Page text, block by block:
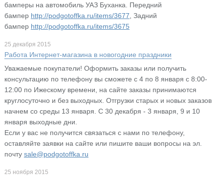
бамперы на автомобиль УАЗ Буханка. Передний
бампер http://podgotoffka.ru/items/3677 , Задний
бампер http://podgotoffka.ru/items/3675
25 декабря 2015
Работа Интернет-магазина в новогодние праздники
Уважаемые покупатели! Оформить заказы или получить
консультацию по телефону вы сможете с 4 по 8 января с 8:00-
12:00 по Ижескому времени, на сайте заказы принимаются
круглосуточно и без выходных. Отгрузки старых и новых заказов
начнем со среды 13 января. С 30 декабря - 3 января, 9 и 10
января выходные дни.
Если у вас не получится связаться с нами по телефону,
оставляйте заявки на сайте или пишите ваши вопросы на эл.
почту sale@podgotoffka.ru
25 ноября 2015